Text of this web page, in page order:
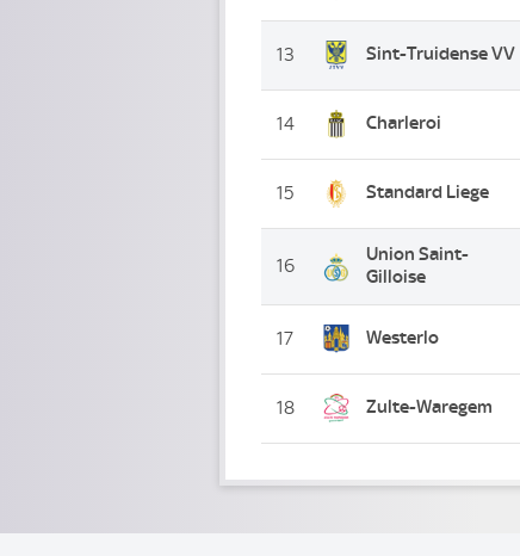
13 Sint-Truidense VV
14 Charleroi
15 Standard Liege
16
Union Saint-
Gilloise
17 Westerlo
18 Zulte-Waregem